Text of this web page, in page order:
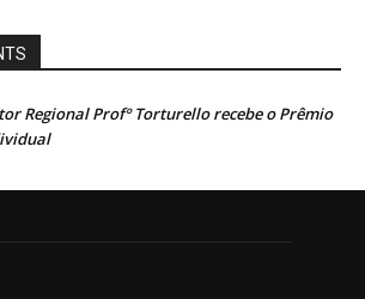
Regional Profº Torturello recebe o Prêmio